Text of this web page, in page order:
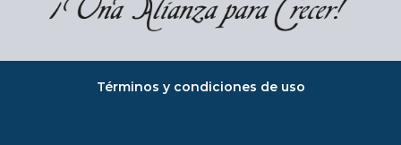
Términos y condiciones de uso